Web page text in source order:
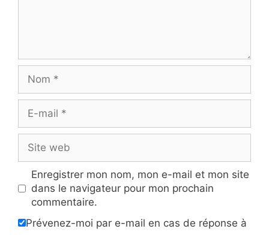
mail
web
Enregistrer mon nom, mon e-mail et mon site
dans le navigateur pour mon prochain
commentaire.
Prévenez-moi par e-mail en cas de réponse à